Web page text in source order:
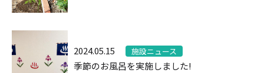
2024.05.15 施設ニュース
季節のお風呂を実施しました!